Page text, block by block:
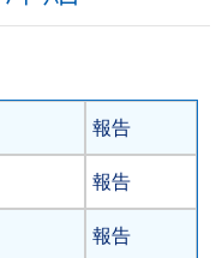
報告
報告
報告